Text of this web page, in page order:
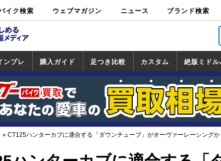
イク検索
古バイ
・新車検
タログ検
ョップ検
ウェブマガジン ニュース ブランド検索
ンプレ
ンプレ
キ
ー
アンフ
ティ
購入ガイド
一覧
足つき比較 カスタム
カスタム
一覧
ホンダ
ヤマハ
スズキ
カワサキ
絶版ミドル
絶版ミド
一覧
ホンダ
ヤマハ
スズキ
カワサキ
道の駅調査隊
ツーリング情報局
日本の道50選
国道めぐり
林道ツーリング
CT125ハンターカブに適合する「ダウンチューブ」がオーヴァーレーシングか